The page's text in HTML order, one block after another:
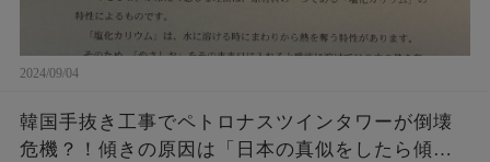
2024/09/04
韓国手抜き工事でペトロナスツインタワーが倒壊
危機？！傾きの原因は「日本の真似をしたら傾い